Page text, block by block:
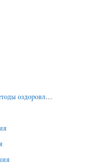
и омоложения